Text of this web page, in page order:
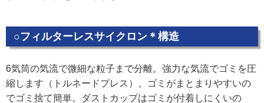
○フィルターレスサイクロン＊構造
6気筒の気流で微細な粒子まで分離。強力な気流でゴミを圧
縮します（トルネードプレス）。ゴミがまとまりやすいの
でゴミ捨て簡単。ダストカップはゴミが付着しにくいの